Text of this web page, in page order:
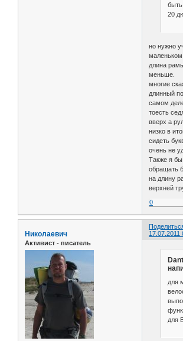
20
но нужно
длина
меньше.
многие
длинный
самом
тоесть
вверх а
низко в
сидеть
очень не
Также я бы
обращать
на длину
верхней
0
17.07.2011
Николаевич
Активист - писатель
для
для